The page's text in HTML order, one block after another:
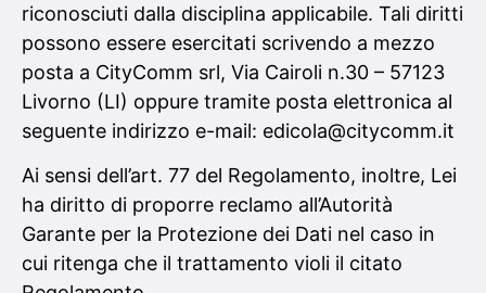
riconosciuti dalla disciplina applicabile. Tali diritti
possono essere esercitati scrivendo a mezzo
posta a CityComm srl, Via Cairoli n.30 – 57123
Livorno (LI) oppure tramite posta elettronica al
seguente indirizzo e-mail: edicola@citycomm.it
Ai sensi dell’art. 77 del Regolamento, inoltre, Lei
ha diritto di proporre reclamo all’Autorità
Garante per la Protezione dei Dati nel caso in
cui ritenga che il trattamento violi il citato